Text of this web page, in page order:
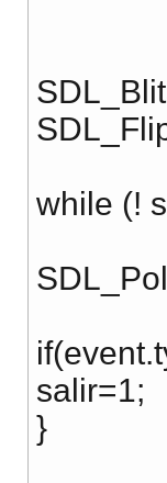
while (!
salir=1;
}